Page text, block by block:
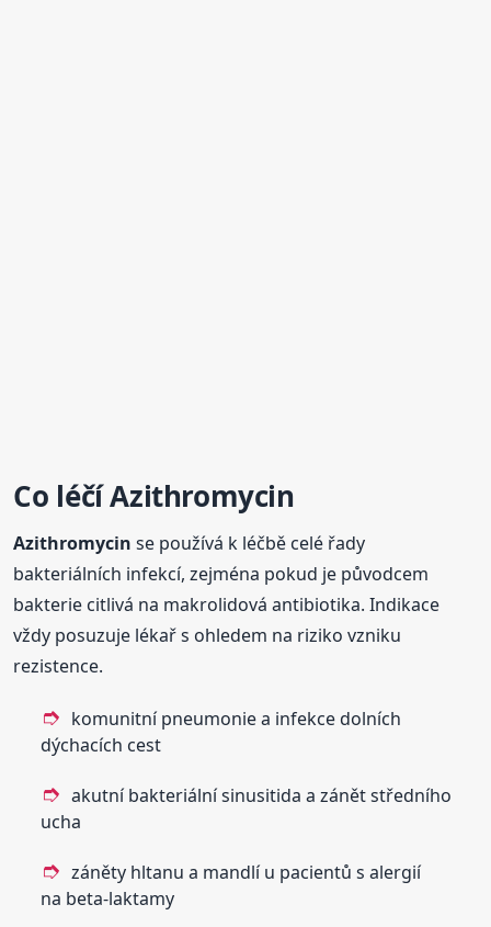
Co léčíAzithromycin
Azithromycin se používá k léčbě celé řady
bakteriálních infekcí, zejména pokud je původcem
bakterie citlivá na makrolidová antibiotika. Indikace
vždy posuzuje lékař s ohledem na riziko vzniku
rezistence.
komunitní pneumonie a infekce dolních
dýchacích cest
akutní bakteriální sinusitida a zánět středního
ucha
záněty hltanu a mandlí u pacientů s alergií
na beta-laktamy